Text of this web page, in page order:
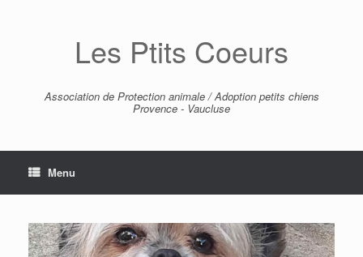
Les Ptits Coeurs
Association de Protection animale / Adoption petits chiens
Provence - Vaucluse
Menu